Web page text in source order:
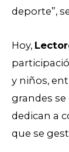
deporte”,
Hoy,
y niños,
grandes
dedican a
que se